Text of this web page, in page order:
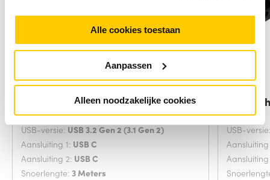
Alle cookies toestaan
Aanpassen
Alleen noodzakelijke cookies
Manhattan USB-C naar USB-C
kabel, 3 m
USB-versie: USB 3.2 Gen 2 (3.1 Gen 2)
Aansluiting 1: USB C
Aansluiting 2: USB C
Snoerlengte: 3 Meters
USB-